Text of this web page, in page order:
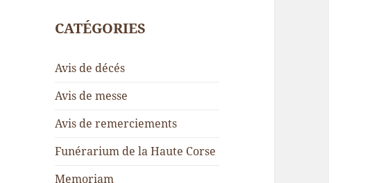
CATÉGORIES
Avis de décés
Avis de messe
Avis de remerciements
Funérarium de la Haute Corse
Memoriam